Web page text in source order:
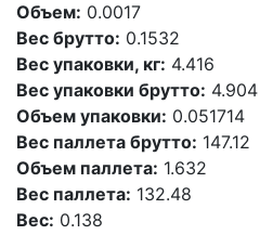
Объем: 0.0017
Вес брутто: 0.1532
Вес упаковки, кг: 4.416
Вес упаковки брутто: 4.904
Объем упаковки: 0.051714
Вес паллета брутто: 147.12
Объем паллета: 1.632
Вес паллета: 132.48
Вес: 0.138